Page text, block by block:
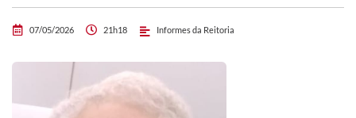
07/05/2026 21h18 Informes da Reitoria